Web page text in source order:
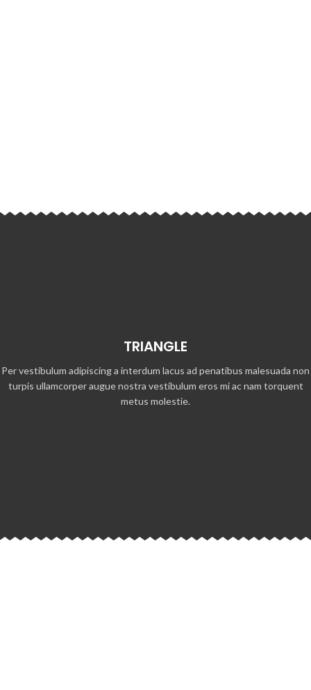
TRIANGLE
Per vestibulum adipiscing a interdum lacus ad penatibus malesuada non
turpis ullamcorper augue nostra vestibulum eros mi ac nam torquent
metus molestie.